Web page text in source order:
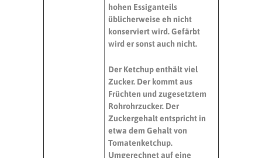
hohen Essiganteils
üblicherweise eh nicht
konserviert wird. Gefärbt
wird er sonst auch nicht.
Der Ketchup enthält viel
Zucker. Der kommt aus
Früchten und zugesetztem
Rohrohrzucker. Der
Zuckergehalt entspricht in
etwa dem Gehalt von
Tomatenketchup.
Umgerechnet auf eine